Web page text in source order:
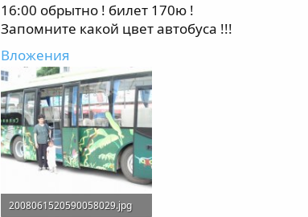
16:00 обрытно ! билет 170ю !
Запомните какой цвет автобуса !!!
Вложения
2008061520590058029.jpg